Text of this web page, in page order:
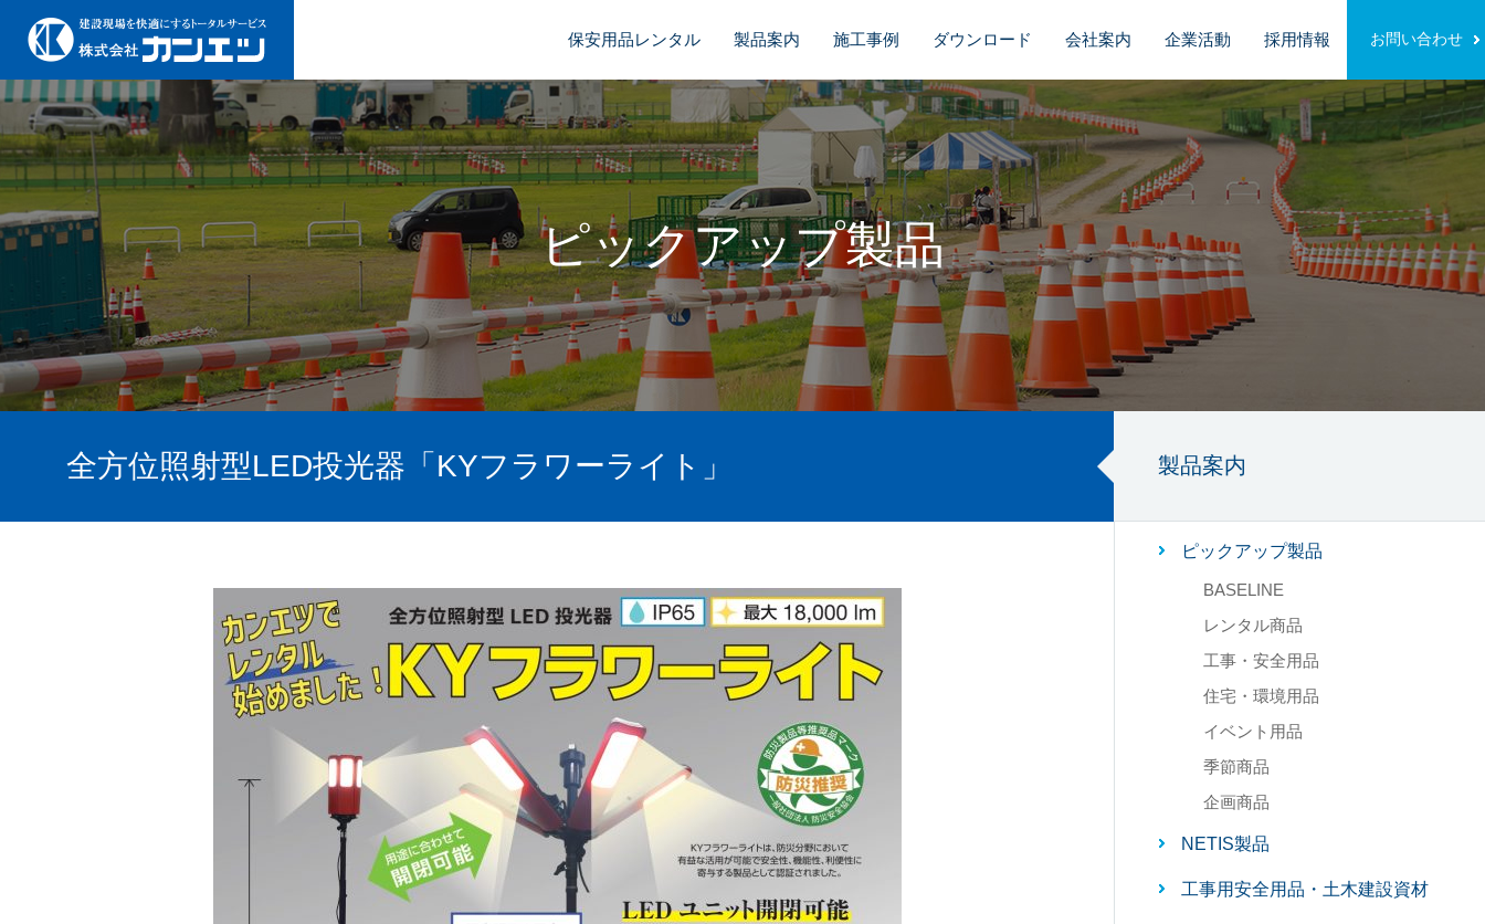
保安用品レンタル 製品案内 施工事例 ダウンロード 会社案内 企業活動 採用情報 お問い合わせ
ピックアップ製品
全方位照射型LED投光器「KYフラワーライト」 製品案内
ピックアップ製品
BASELINE
レンタル商品
工事・安全用品
住宅・環境用品
イベント用品
季節商品
企画商品
NETIS製品
工事用安全用品・土木建設資材